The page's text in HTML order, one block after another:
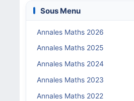
Sous Menu
Annales Maths 2026
Annales Maths 2025
Annales Maths 2024
Annales Maths 2023
Annales Maths 2022